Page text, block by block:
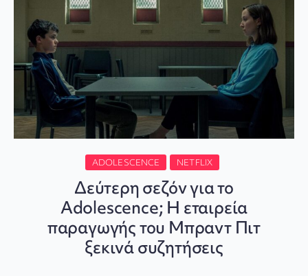
ADOLESCENCE NETFLIX
Δεύτερη σεζόν για το
Adolescence; Η εταιρεία
παραγωγής του Μπραντ Πιτ
ξεκινά συζητήσεις